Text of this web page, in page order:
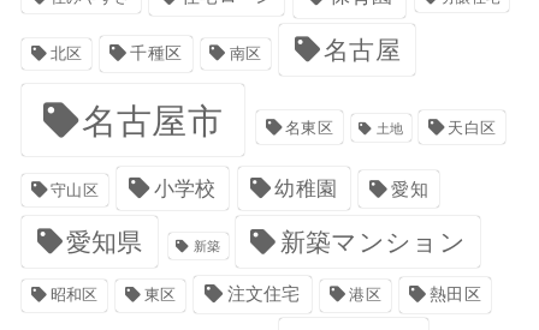
北区 千種区 南区 名古屋
名古屋市 名東区 土地 天白区
守山区 小学校 幼稚園 愛知
愛知県 新築 新築マンション
昭和区 東区 注文住宅 港区 熱田区